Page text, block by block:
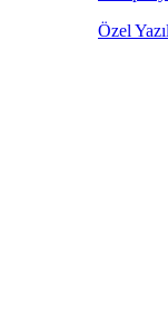
Özel